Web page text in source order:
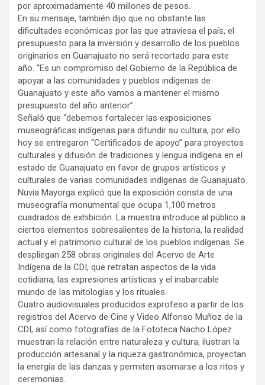
por aproximadamente 40 millones de pesos.
En su mensaje, también dijo que no obstante las
dificultades económicas por las que atraviesa el país, el
presupuesto para la inversión y desarrollo de los pueblos
originarios en Guanajuato no será recortado para este
año. “Es un compromiso del Gobierno de la República de
apoyar a las comunidades y pueblos indígenas de
Guanajuato y este año vamos a mantener el mismo
presupuesto del año anterior”.
Señaló que “debemos fortalecer las exposiciones
museográficas indígenas para difundir su cultura, por ello
hoy se entregaron “Certificados de apoyo” para proyectos
culturales y difusión de tradiciones y lengua indígena en el
estado de Guanajuato en favor de grupos artísticos y
culturales de varias comunidades indígenas de Guanajuato.
Nuvia Mayorga explicó que la exposición consta de una
museografía monumental que ocupa 1,100 metros
cuadrados de exhibición. La muestra introduce al público a
ciertos elementos sobresalientes de la historia, la realidad
actual y el patrimonio cultural de los pueblos indígenas. Se
despliegan 258 obras originales del Acervo de Arte
Indígena de la CDI, que retratan aspectos de la vida
cotidiana, las expresiones artísticas y el inabarcable
mundo de las mitologías y los rituales.
Cuatro audiovisuales producidos exprofeso a partir de los
registros del Acervo de Cine y Video Alfonso Muñoz de la
CDI, así como fotografías de la Fototeca Nacho López
muestran la relación entre naturaleza y cultura, ilustran la
producción artesanal y la riqueza gastronómica, proyectan
la energía de las danzas y permiten asomarse a los ritos y
ceremonias.